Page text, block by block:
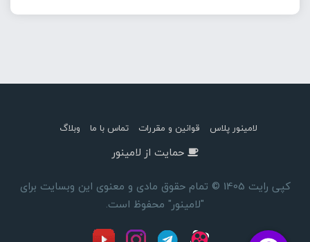
لامینور پلاس قوانین و مقررات تماس با ما وبلاگ
حمایت از لامینور
کپی رایت 1405 © تمام حقوق مادی و معنوی این وبسایت برای
"لامینور" محفوظ است.